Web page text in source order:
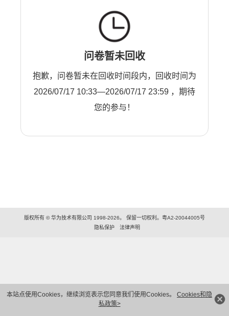
本站点使用Cookies，继续浏览表示您同意我们使用Cookies。 Cookies和隐
私政策>
问卷暂未回收
抱歉，问卷暂未在回收时间段内，回收时间为
2026/07/17 10:33—2026/07/17 23:59 ，期待
您的参与！
版权所有 © 华为技术有限公司 1998-2026。 保留一切权利。粤A2-20044005号
隐私保护
法律声明